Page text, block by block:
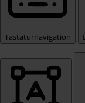
Tastaturnavigation